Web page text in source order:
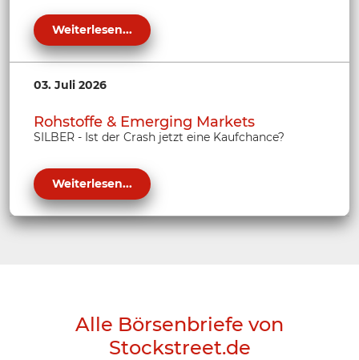
Weiterlesen...
03. Juli 2026
Rohstoffe & Emerging Markets
SILBER - Ist der Crash jetzt eine Kaufchance?
Weiterlesen...
Alle Börsenbriefe von
Stockstreet.de